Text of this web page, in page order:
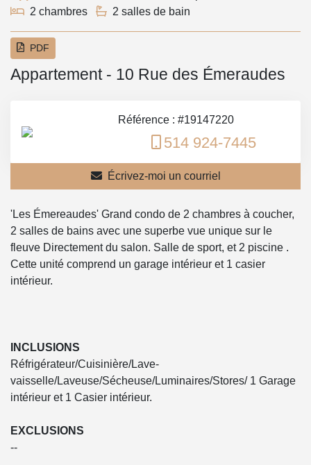
2 chambres
2 salles de bain
PDF
Appartement - 10 Rue des Émeraudes
Référence : #19147220
514 924-7445
Écrivez-moi un courriel
'Les Émereaudes' Grand condo de 2 chambres à coucher,
2 salles de bains avec une superbe vue unique sur le
fleuve Directement du salon. Salle de sport, et 2 piscine .
Cette unité comprend un garage intérieur et 1 casier
intérieur.
INCLUSIONS
Réfrigérateur/Cuisinière/Lave-
vaisselle/Laveuse/Sécheuse/Luminaires/Stores/ 1 Garage
intérieur et 1 Casier intérieur.
EXCLUSIONS
--